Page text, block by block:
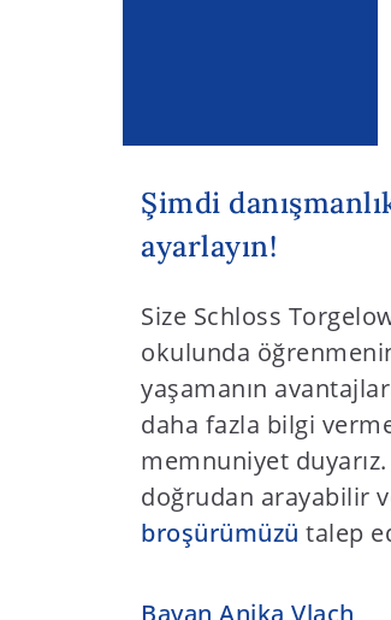
Şimdi
ayarlayın!
Size Schloss
okulunda
yaşamanın
daha fazla bilgi
memnuniyet
doğrudan arayabilir
broşürümüzü talep
Bayan Anika Vlach